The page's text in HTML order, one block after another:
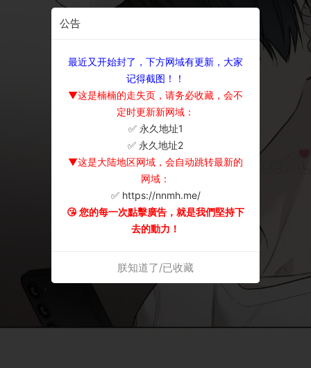
公告
最近又开始封了，下方网域有更新，大家
记得截图！！
▼这是楠楠的走失页，请务必收藏，会不
定时更新新网域：
✅ 永久地址1
✅ 永久地址2
▼这是大陆地区网域，会自动跳转最新的
网域：
✅ https://nnmh.me/
😘 您的每一次點擊廣告，就是我們堅持下
去的動力！
朕知道了/已收藏